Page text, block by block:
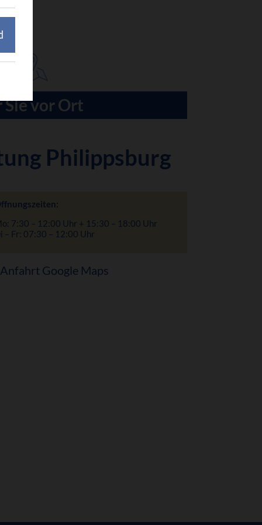
Sie vor Ort
Philippsburg
7:30 – 12:00 Uhr + 15:30 – 18:00 Uhr
– Fr: 07:30 – 12:00 Uhr
Anfahrt Google Maps